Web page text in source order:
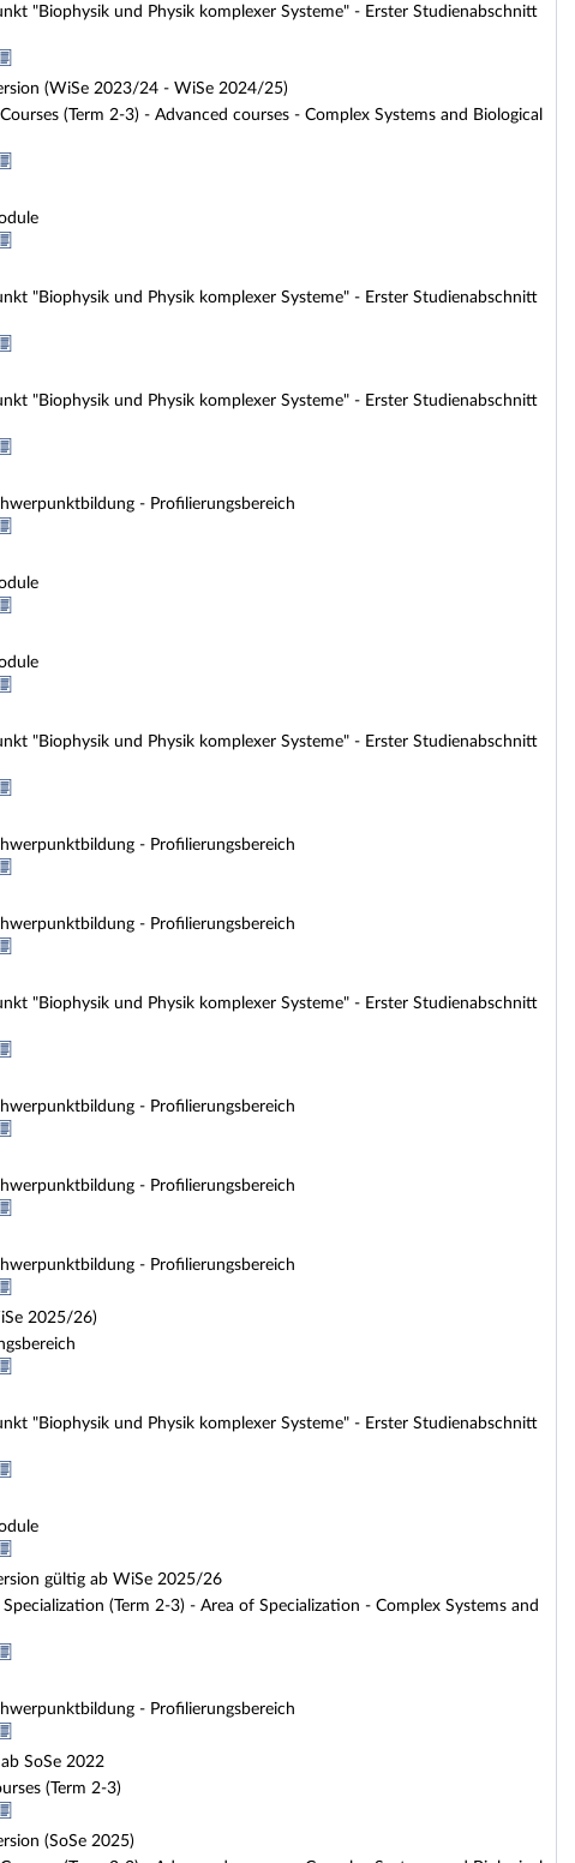
"Biophysik und Physik komplexer Systeme" - Erster Studienabschnitt
(WiSe 2023/24 - WiSe 2024/25)
(Term 2-3) - Advanced courses - Complex Systems and Biological
"Biophysik und Physik komplexer Systeme" - Erster Studienabschnitt
"Biophysik und Physik komplexer Systeme" - Erster Studienabschnitt
- Profilierungsbereich
"Biophysik und Physik komplexer Systeme" - Erster Studienabschnitt
- Profilierungsbereich
- Profilierungsbereich
"Biophysik und Physik komplexer Systeme" - Erster Studienabschnitt
- Profilierungsbereich
- Profilierungsbereich
- Profilierungsbereich
2025/26)
"Biophysik und Physik komplexer Systeme" - Erster Studienabschnitt
gültig ab WiSe 2025/26
(Term 2-3) - Area of Specialization - Complex Systems and
- Profilierungsbereich
SoSe 2022
(Term 2-3)
(SoSe 2025)